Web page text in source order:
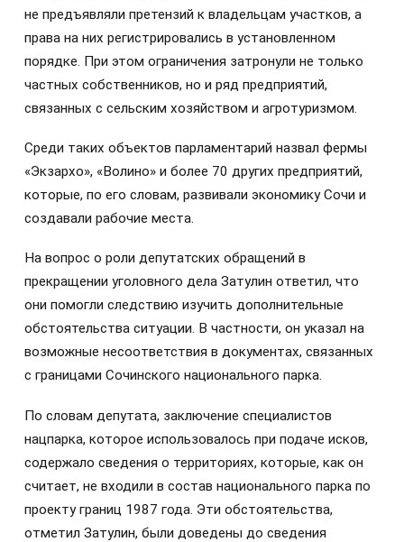
не предъявляли претензий к владельцам участков, а
права на них регистрировались в установленном
порядке. При этом ограничения затронули не только
частных собственников, но и ряд предприятий,
связанных с сельским хозяйством и агротуризмом.
Среди таких объектов парламентарий назвал фермы
«Экзархо», «Волино» и более 70 других предприятий,
которые, по его словам, развивали экономику Сочи и
создавали рабочие места.
На вопрос о роли депутатских обращений в
прекращении уголовного дела Затулин ответил, что
они помогли следствию изучить дополнительные
обстоятельства ситуации. В частности, он указал на
возможные несоответствия в документах, связанных
с границами Сочинского национального парка.
По словам депутата, заключение специалистов
нацпарка, которое использовалось при подаче исков,
содержало сведения о территориях, которые, как он
считает, не входили в состав национального парка по
проекту границ 1987 года. Эти обстоятельства,
отметил Затулин, были доведены до сведения